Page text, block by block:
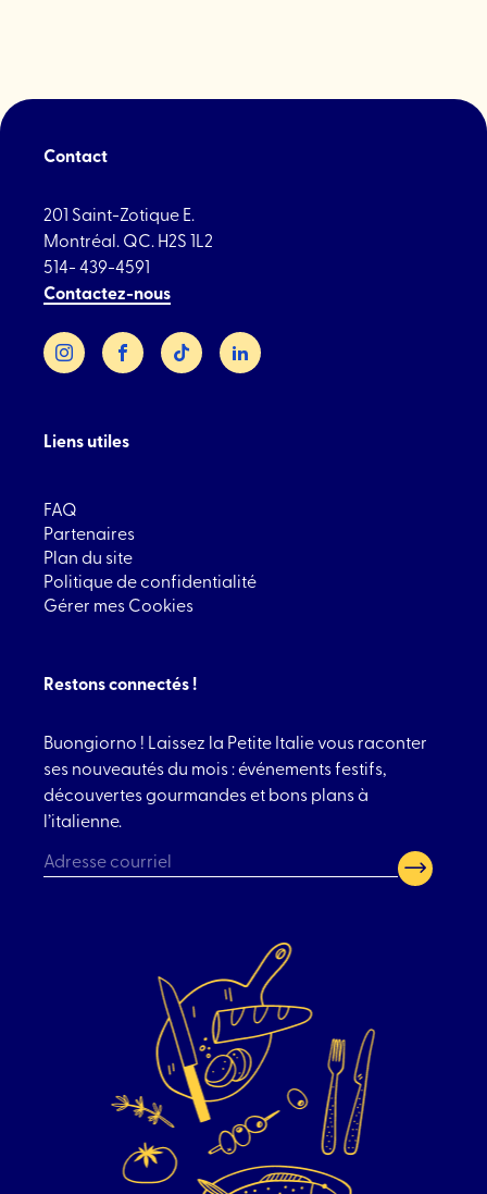
Contact
201 Saint-Zotique E.
Montréal. QC. H2S 1L2
514- 439-4591
Contactez-nous
InstagramFacebookTikTok LinkedIn
Liens utiles
FAQ
Partenaires
Plan du site
Politique de confidentialité
Gérer mes Cookies
Restons connectés !
Buongiorno ! Laissez la Petite Italie vous raconter
ses nouveautés du mois : événements festifs,
découvertes gourmandes et bons plans à
l’italienne.